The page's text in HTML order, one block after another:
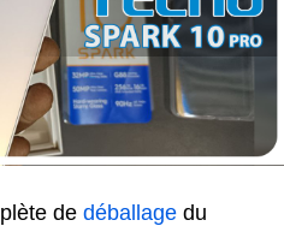
de déballage du